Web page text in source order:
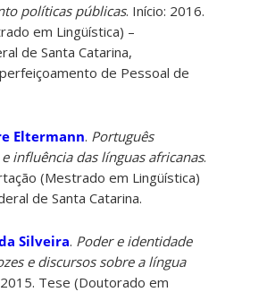
políticas públicas. Início: 2016.
em Lingüística) –
de Santa Catarina,
de Pessoal de
Eltermann. Português
influência das línguas africanas.
(Mestrado em Lingüística)
de Santa Catarina.
Silveira. Poder e identidade
e discursos sobre a língua
2015. Tese (Doutorado em